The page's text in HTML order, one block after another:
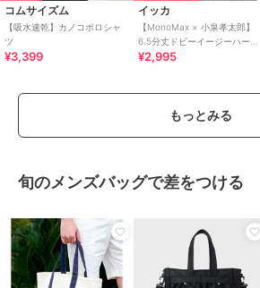
コムサイズム
【吸水速乾】カノコポロシャ
ツ
¥3,399
イッカ
【MonoMax × 小泉孝太郎】
6.5分丈ドビーイージーハーフ
パンツ
¥2,995
もっとみる
旬のメンズバッグで差をつける